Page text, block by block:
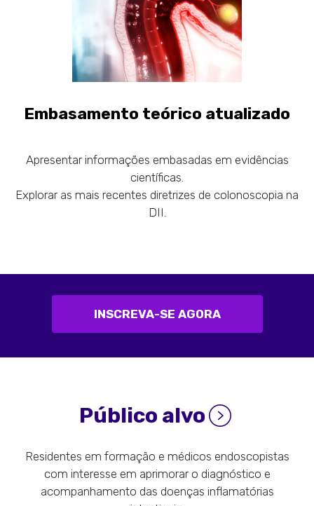
Embasamento teórico atualizado
Apresentar informações embasadas em evidências
científicas.
Explorar as mais recentes diretrizes de colonoscopia na
DII.
INSCREVA-SE AGORA
Público alvo
Residentes em formação e médicos endoscopistas
com interesse em aprimorar o diagnóstico e
acompanhamento das doenças inflamatórias